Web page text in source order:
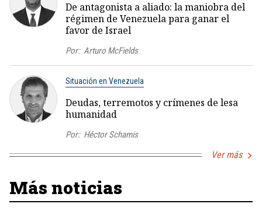
De antagonista a aliado: la maniobra del
régimen de Venezuela para ganar el
favor de Israel
Por: Arturo McFields
Situación en Venezuela
Deudas, terremotos y crímenes de lesa
humanidad
Por: Héctor Schamis
Ver más
Más noticias